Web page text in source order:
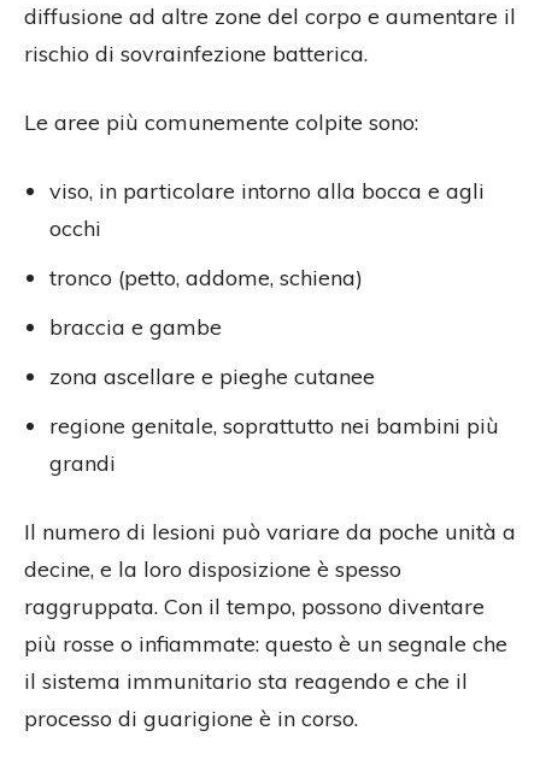
diffusione ad altre zone del corpo e aumentare il
rischio di sovrainfezione batterica.
Le aree più comunemente colpite sono:
viso, in particolare intorno alla bocca e agli
occhi
tronco (petto, addome, schiena)
braccia e gambe
zona ascellare e pieghe cutanee
regione genitale, soprattutto nei bambini più
grandi
Il numero di lesioni può variare da poche unità a
decine, e la loro disposizione è spesso
raggruppata. Con il tempo, possono diventare
più rosse o infiammate: questo è un segnale che
il sistema immunitario sta reagendo e che il
processo di guarigione è in corso.